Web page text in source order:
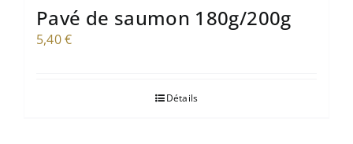
Pavé de saumon 180g/200g
5,40€
Détails